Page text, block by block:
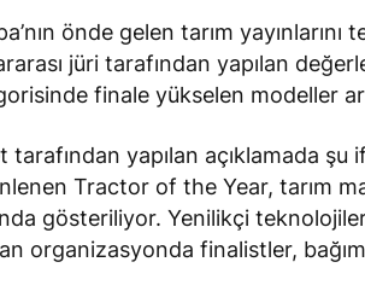
önde gelen tarım
jüri tarafından yapılan
finale yükselen modeller
tarafından yapılan açıklamada şu
Tractor of the Year, tarım
gösteriliyor. Yenilikçi
organizasyonda finalistler,